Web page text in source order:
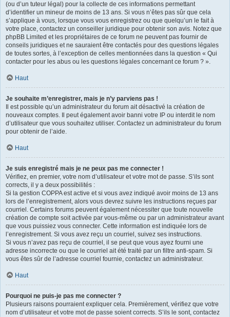
(ou d’un tuteur légal) pour la collecte de ces informations permettant
d’identifier un mineur de moins de 13 ans. Si vous n’êtes pas sûr que cela
s’applique à vous, lorsque vous vous enregistrez ou que quelqu’un le fait à
votre place, contactez un conseiller juridique pour obtenir son avis. Notez que
phpBB Limited et les propriétaires de ce forum ne peuvent pas fournir de
conseils juridiques et ne sauraient être contactés pour des questions légales
de toutes sortes, à l’exception de celles mentionnées dans la question « Qui
contacter pour les abus ou les questions légales concernant ce forum ? ».
Haut
Je souhaite m’enregistrer, mais je n’y parviens pas !
Il est possible qu’un administrateur du forum ait désactivé la création de
nouveaux comptes. Il peut également avoir banni votre IP ou interdit le nom
d’utilisateur que vous souhaitez utiliser. Contactez un administrateur du forum
pour obtenir de l’aide.
Haut
Je suis enregistré mais je ne peux pas me connecter !
Vérifiez, en premier, votre nom d’utilisateur et votre mot de passe. S’ils sont
corrects, il y a deux possibilités :
Si la gestion COPPA est active et si vous avez indiqué avoir moins de 13 ans
lors de l’enregistrement, alors vous devrez suivre les instructions reçues par
courriel. Certains forums peuvent également nécessiter que toute nouvelle
création de compte soit activée par vous-même ou par un administrateur avant
que vous puissiez vous connecter. Cette information est indiquée lors de
l’enregistrement. Si vous avez reçu un courriel, suivez ses instructions.
Si vous n’avez pas reçu de courriel, il se peut que vous ayez fourni une
adresse incorrecte ou que le courriel ait été traité par un filtre anti-spam. Si
vous êtes sûr de l’adresse courriel fournie, contactez un administrateur.
Haut
Pourquoi ne puis-je pas me connecter ?
Plusieurs raisons pourraient expliquer cela. Premièrement, vérifiez que votre
nom d’utilisateur et votre mot de passe soient corrects. S’ils le sont, contactez